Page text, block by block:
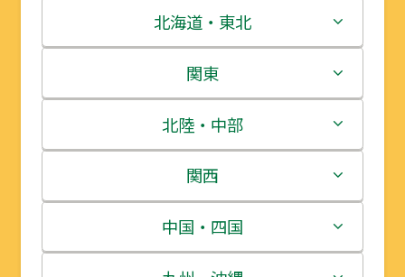
北海道・東北
北海道
青森県
岩手県
宮城県
秋田県
関東
茨城県
栃木県
群馬県
埼玉県
北陸・中部
新潟県
富山県
関西
三重県
中国・四国